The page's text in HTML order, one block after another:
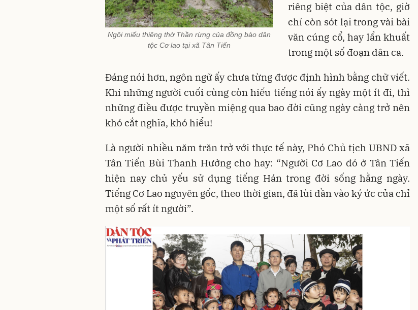
Ngôi miếu thiêng thờ Thần rừng của đồng bào dân
tộc Cơ lao tại xã Tân Tiến
riêng biệt của dân tộc, giờ
chỉ còn sót lại trong vài bài
văn cúng cổ, hay lẩn khuất
trong một số đoạn dân ca.
Đáng nói hơn, ngôn ngữ ấy chưa từng được định hình bằng chữ viết.
Khi những người cuối cùng còn hiểu tiếng nói ấy ngày một ít đi, thì
những điều được truyền miệng qua bao đời cũng ngày càng trở nên
khó cắt nghĩa, khó hiểu!
Là người nhiều năm trăn trở với thực tế này, Phó Chủ tịch UBND xã
Tân Tiến Bùi Thanh Hưởng cho hay: “Người Cơ Lao đỏ ở Tân Tiến
hiện nay chủ yếu sử dụng tiếng Hán trong đời sống hằng ngày.
Tiếng Cơ Lao nguyên gốc, theo thời gian, đã lùi dần vào ký ức của chỉ
một số rất ít người”.